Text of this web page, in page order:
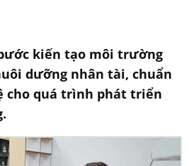
kiến tạo môi trường
dưỡng nhân tài, chuẩn
cho quá trình phát triển